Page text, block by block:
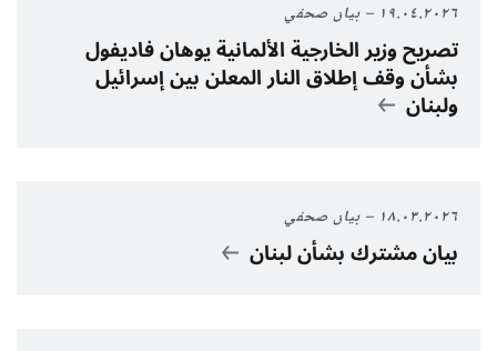
١٩.٠٤.٢٠٢٦ بيان صحفي
تصريح وزير الخارجية الألمانية يوهان فاديفول
بشأن وقف إطلاق النار المعلن بين إسرائيل
ولبنان
١٨.٠٣.٢٠٢٦ بيان صحفي
بيان مشترك بشأن لبنان